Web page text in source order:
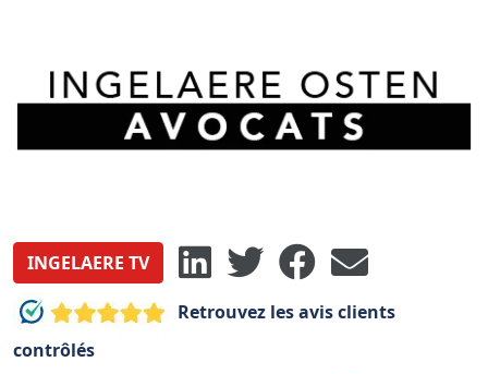
INGELAERE TV
Retrouvez les avis clients
contrôlés